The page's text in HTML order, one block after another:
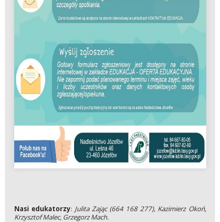
Nasi edukatorzy: Julita Zając (664 168 277), Kazimierz Okoń,
Krzysztof Malec, Grzegorz Mach.